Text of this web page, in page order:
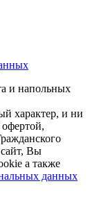
и напольных
характер, и ни
Вы
а также
данных